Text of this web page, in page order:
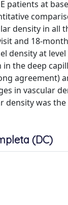
patients at
density in all
and 18-
density at
the deep
agreement)
in vascular
was
(DC)